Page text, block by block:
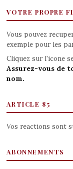
VOTRE PROPRE
Vous pouvez
exemple pour les
Cliquez sur l'icone
Assurez-vous de
nom.
ARTICLE 85
Vos reactions sont
ABONNEMENTS